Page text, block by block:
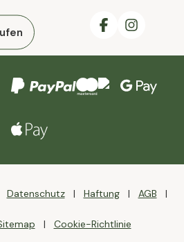
Datenschutz Haftung AGB
Cookie-Richtlinie